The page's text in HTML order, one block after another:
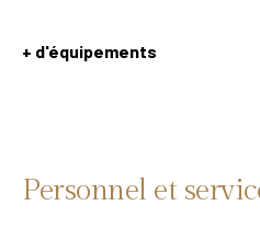
+ d'équipements
Personnel et